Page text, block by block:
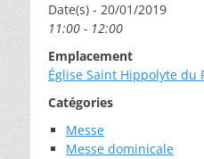
Date(s) - 20/01/2019
11:00 - 12:00
Emplacement
Église Saint Hippolyte du
Catégories
Messe
Messe dominicale